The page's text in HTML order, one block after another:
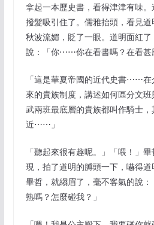
拿起一本歷史書，看得津津有味
撥髮吸引住了。儒雅抬頭，看見道
秋波流媚，貶了一眼。道明面紅
說：「你⋯⋯你在看書嗎？在看甚
「這是華夏帝國的近代史書⋯⋯在
來的貴族制度，講述如何區分文
武兩班最底層的貴族都叫作騎士
近⋯⋯」
「聽起來很有趣呢。」「喂！」
現，拍了道明的膊頭一下，嚇得
畢哲，就縐眉了，毫不客氣的說
熟嗎？怎麼碰我？」